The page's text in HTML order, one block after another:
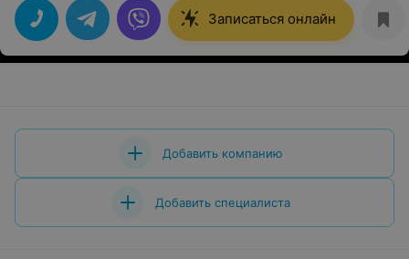
мышцу и снимаете все зажимы. Спасибо вам за ваш
профессионализм, душевность и золотые руки!!
Обязательно пройду весь курс.
Записаться онлайн
Добавить компанию
Добавить специалиста